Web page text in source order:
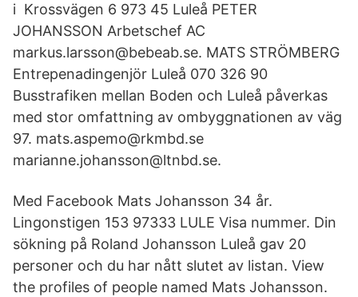
i Krossvägen 6 973 45 Luleå PETER
JOHANSSON Arbetschef AC
markus.larsson@bebeab.se. MATS STRÖMBERG
Entrepenadingenjör Luleå 070 326 90
Busstrafiken mellan Boden och Luleå påverkas
med stor omfattning av ombyggnationen av väg
97. mats.aspemo@rkmbd.se
marianne.johansson@ltnbd.se.
Med Facebook Mats Johansson 34 år.
Lingonstigen 153 97333 LULE Visa nummer. Din
sökning på Roland Johansson Luleå gav 20
personer och du har nått slutet av listan. View
the profiles of people named Mats Johansson.